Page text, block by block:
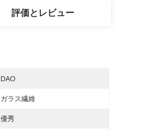
評価とレビュー
DAO
ガラス繊維
優秀